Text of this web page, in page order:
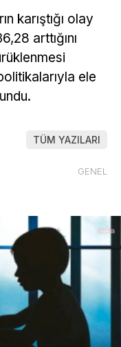
karıştığı olay
arttığını
ele
TÜM YAZILARI
GENEL